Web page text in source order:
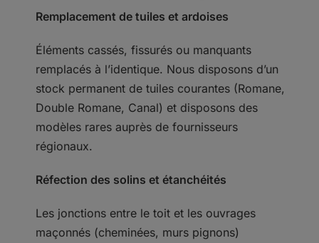
Remplacement de tuiles et ardoises
Éléments cassés, fissurés ou manquants
remplacés à l’identique. Nous disposons d’un
stock permanent de tuiles courantes (Romane,
Double Romane, Canal) et disposons des
modèles rares auprès de fournisseurs
régionaux.
Réfection des solins et étanchéités
Les jonctions entre le toit et les ouvrages
maçonnés (cheminées, murs pignons)